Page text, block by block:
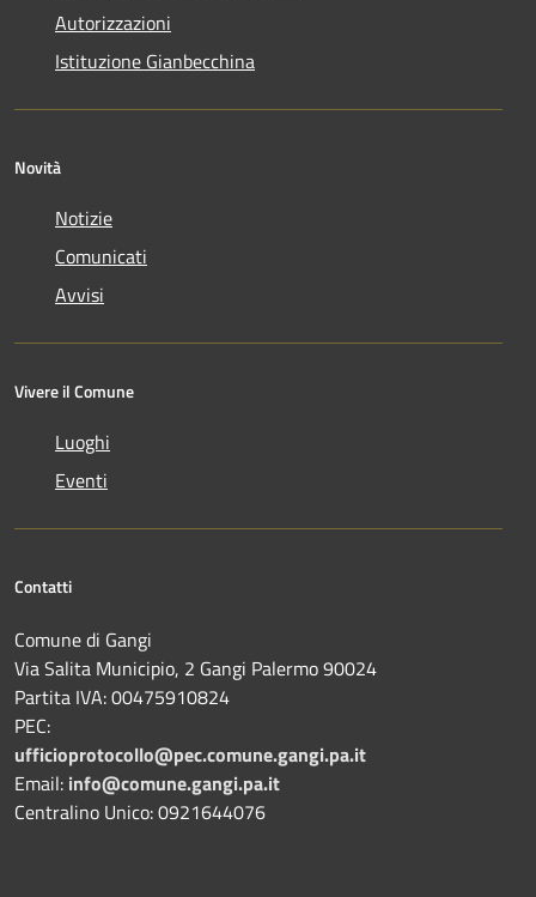
Autorizzazioni
Istituzione Gianbecchina
Novità
Notizie
Comunicati
Avvisi
Vivere il Comune
Luoghi
Eventi
Contatti
Comune di Gangi
Via Salita Municipio, 2 Gangi Palermo 90024
Partita IVA: 00475910824
PEC:
ufficioprotocollo@pec.comune.gangi.pa.it
Email: info@comune.gangi.pa.it
Centralino Unico: 0921644076